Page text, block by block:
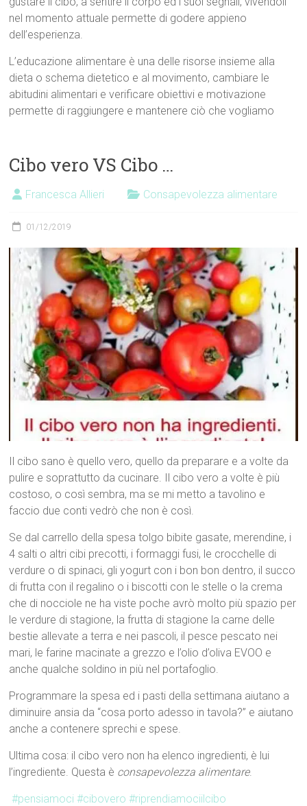
nel momento attuale permette di godere appieno
dell’esperienza.
L’educazione alimentare è una delle risorse insieme alla
dieta o schema dietetico e al movimento, cambiare le
abitudini alimentari e verificare obiettivi e motivazione
permette di raggiungere e mantenere ciò che vogliamo
Cibo vero VS Cibo …
Francesca Allieri Consapevolezza alimentare
01/12/2019
Il cibo sano è quello vero, quello da preparare e a volte da
pulire e soprattutto da cucinare. Il cibo vero a volte è più
costoso, o così sembra, ma se mi metto a tavolino e
faccio due conti vedrò che non è così.
Se dal carrello della spesa tolgo bibite gasate, merendine, i
4 salti o altri cibi precotti, i formaggi fusi, le crocchelle di
verdure o di spinaci, gli yogurt con i bon bon dentro, il succo
di frutta con il regalino o i biscotti con le stelle o la crema
che di nocciole ne ha viste poche avrò molto più spazio per
le verdure di stagione, la frutta di stagione la carne delle
bestie allevate a terra e nei pascoli, il pesce pescato nei
mari, le farine macinate a grezzo e l’olio d’oliva EVOO e
anche qualche soldino in più nel portafoglio.
Programmare la spesa ed i pasti della settimana aiutano a
diminuire ansia da “cosa porto adesso in tavola?” e aiutano
anche a contenere sprechi e spese.
Ultima cosa: il cibo vero non ha elenco ingredienti, è lui
l’ingrediente. Questa è consapevolezza alimentare.
#pensiamoci #cibovero #riprendiamociilcibo